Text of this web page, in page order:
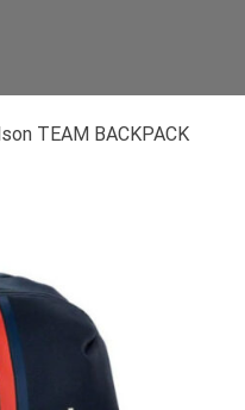
TEAM BACKPACK